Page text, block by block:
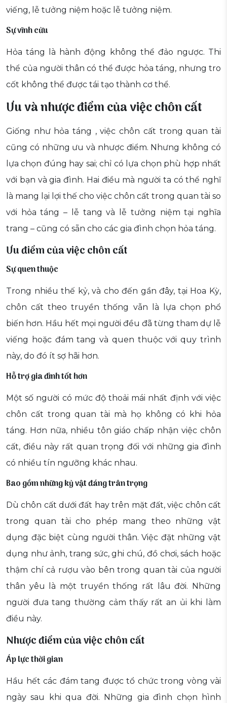
viếng, lễ tưởng niệm hoặc lễ tưởng niệm.
Sự vĩnh cửu
Hỏa táng là hành động không thể đảo ngược. Thi
thể của người thân có thể được hỏa táng, nhưng tro
cốt không thể được tái tạo thành cơ thể.
Ưu và nhược điểm của việc chôn cất
Giống như hỏa táng , việc chôn cất trong quan tài
cũng có những ưu và nhược điểm. Nhưng không có
lựa chọn đúng hay sai; chỉ có lựa chọn phù hợp nhất
với bạn và gia đình. Hai điều mà người ta có thể nghĩ
là mang lại lợi thế cho việc chôn cất trong quan tài so
với hỏa táng – lễ tang và lễ tưởng niệm tại nghĩa
trang – cũng có sẵn cho các gia đình chọn hỏa táng.
Ưu điểm của việc chôn cất
Sự quen thuộc
Trong nhiều thế kỷ, và cho đến gần đây, tại Hoa Kỳ,
chôn cất theo truyền thống vẫn là lựa chọn phổ
biến hơn. Hầu hết mọi người đều đã từng tham dự lễ
viếng hoặc đám tang và quen thuộc với quy trình
này, do đó ít sợ hãi hơn.
Hỗ trợ gia đình tốt hơn
Một số người có mức độ thoải mái nhất định với việc
chôn cất trong quan tài mà họ không có khi hỏa
táng. Hơn nữa, nhiều tôn giáo chấp nhận việc chôn
cất, điều này rất quan trọng đối với những gia đình
có nhiều tín ngưỡng khác nhau.
Bao gồm những kỷ vật đáng trân trọng
Dù chôn cất dưới đất hay trên mặt đất, việc chôn cất
trong quan tài cho phép mang theo những vật
dụng đặc biệt cùng người thân. Việc đặt những vật
dụng như ảnh, trang sức, ghi chú, đồ chơi, sách hoặc
thậm chí cả rượu vào bên trong quan tài của người
thân yêu là một truyền thống rất lâu đời. Những
người đưa tang thường cảm thấy rất an ủi khi làm
điều này.
Nhược điểm của việc chôn cất
Áp lực thời gian
Hầu hết các đám tang được tổ chức trong vòng vài
ngày sau khi qua đời. Những gia đình chọn hình